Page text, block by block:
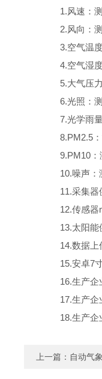
1.风速：测
2.风向：测
3.空气温度
4.空气湿度
5.大气压力
6.光照：测
7.光学雨量
8.PM2.5：
9.PM10：测
10.噪声：测
11.采集器供
12.传感器
13.太阳能供
14.数据上传
15.安卓7寸
16.生产企业
17.生产企
18.生产企
上一篇： 自动气